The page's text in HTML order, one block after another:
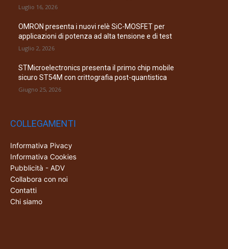
Luglio 16, 2026
OMRON presenta i nuovi relè SiC-MOSFET per
applicazioni di potenza ad alta tensione e di test
Luglio 2, 2026
STMicroelectronics presenta il primo chip mobile
sicuro ST54M con crittografia post-quantistica
Giugno 25, 2026
COLLEGAMENTI
Informativa Pivacy
Informativa Cookies
Pubblicità - ADV
Collabora con noi
Contatti
Chi siamo